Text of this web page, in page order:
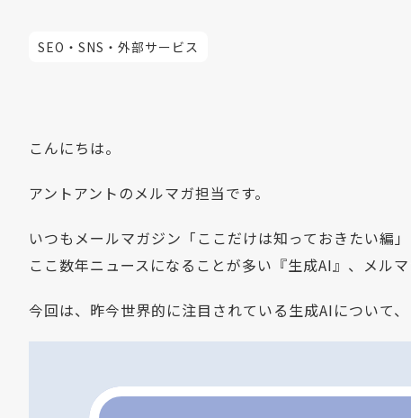
SEO・SNS・外部サービス
こんにちは。
アントアントのメルマガ担当です。
いつもメールマガジン「ここだけは知っておきたい編
ここ数年ニュースになることが多い『生成AI』、メル
今回は、昨今世界的に注目されている生成AIについて